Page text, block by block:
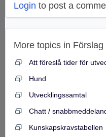
Login to post a
More topics in
Att föreslå tider för
Hund
Utvecklingssamtal
Chatt /
Kunskapskravstabellen